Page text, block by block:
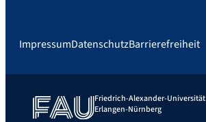
ImpressumDatenschutzBarrierefreiheit
Friedrich-Alexander-Universität
Erlangen-Nürnberg